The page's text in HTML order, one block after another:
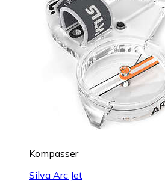
Kompasser
Silva Arc Jet